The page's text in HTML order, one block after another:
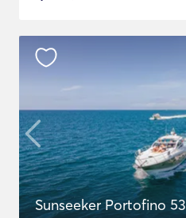
Sunseeker Portofino 53